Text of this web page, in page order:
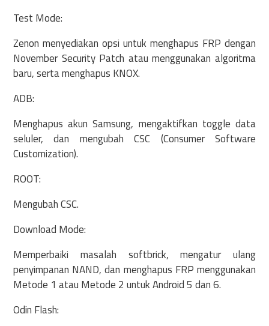
Test Mode:
Zenon menyediakan opsi untuk menghapus FRP dengan
November Security Patch atau menggunakan algoritma
baru, serta menghapus KNOX.
ADB:
Menghapus akun Samsung, mengaktifkan toggle data
seluler, dan mengubah CSC (Consumer Software
Customization).
ROOT:
Mengubah CSC.
Download Mode:
Memperbaiki masalah softbrick, mengatur ulang
penyimpanan NAND, dan menghapus FRP menggunakan
Metode 1 atau Metode 2 untuk Android 5 dan 6.
Odin Flash: